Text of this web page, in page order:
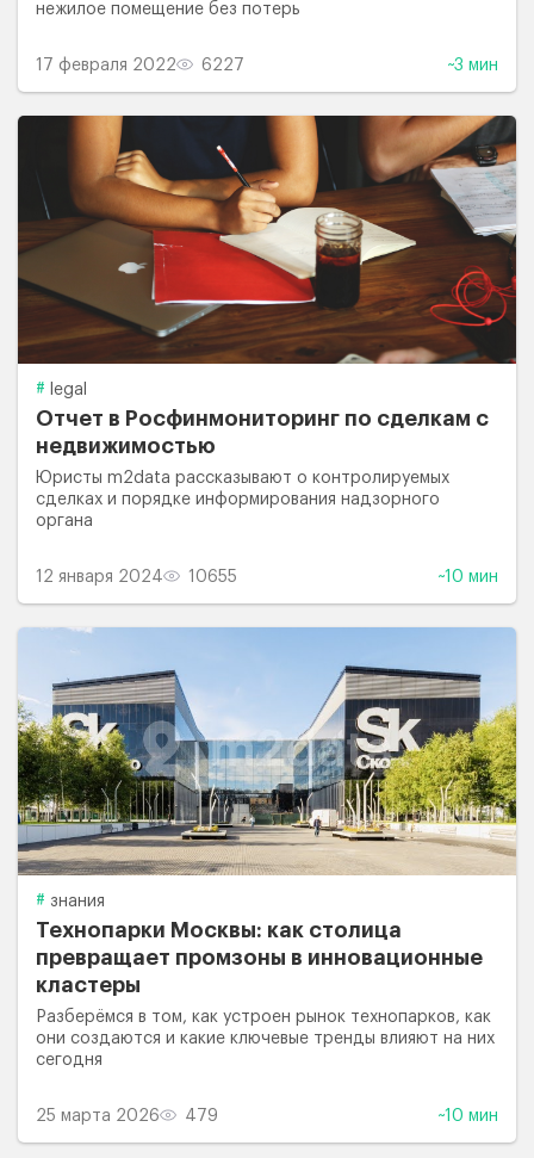
нежилое помещение без потерь
17 февраля 2022 6227 ~3 мин
legal
Отчет в Росфинмониторинг по сделкам с
недвижимостью
Юристы m2data рассказывают о контролируемых
сделках и порядке информирования надзорного
органа
12 января 2024 10655 ~10 мин
знания
Технопарки Москвы: как столица
превращает промзоны в инновационные
кластеры
Разберёмся в том, как устроен рынок технопарков, как
они создаются и какие ключевые тренды влияют на них
сегодня
25 марта 2026 479 ~10 мин